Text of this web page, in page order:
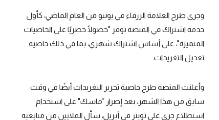
وجرى طرح العلامة الزرقاء في يونيو من العام الماضي، كأول
خدمة اشتراك في المنصة توفر "حصولًا حصريًا على الخاصيات
المتميزة"، على أساس اشتراك شهري، بما في ذلك خاصية
تعديل التغريدات.
وأعلنت المنصة طرح خاصية تحرير التغريدات أيضًا في وقت
سابق من هذا الشهر، بعد إصرار "ماسك" على استخدام
استطلاع جرى على تويتر في أبريل، سأل الملايين من متابعيه